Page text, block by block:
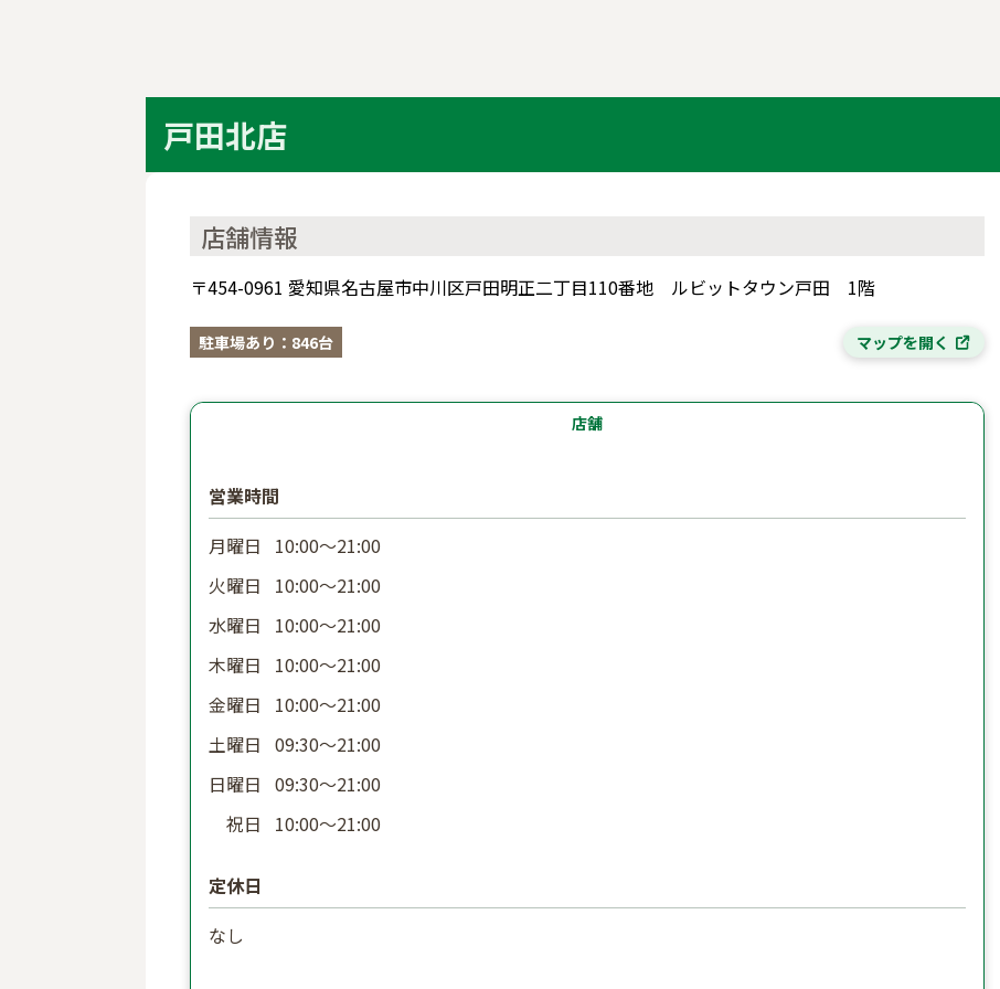
戸田北店
店舗情報
〒454-0961 愛知県名古屋市中川区戸田明正二丁目110番地 ルビットタウン戸田 1階
駐車場あり：846台 マップを開く
店舗
営業時間
月曜日
10:00〜21:00
火曜日
10:00〜21:00
水曜日
10:00〜21:00
木曜日
10:00〜21:00
金曜日
10:00〜21:00
土曜日 09:30〜21:00
日曜日 09:30〜21:00
祝日
10:00〜21:00
定休日
なし